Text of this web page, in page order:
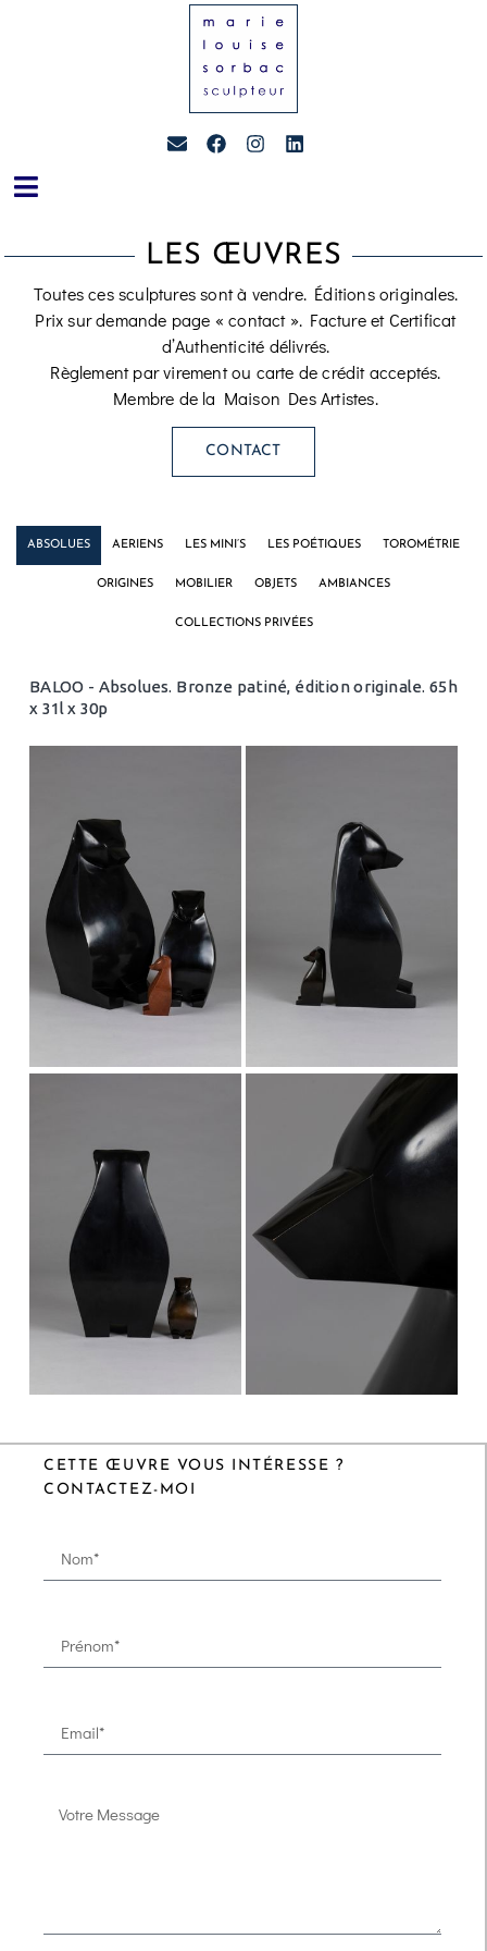
LES ŒUVRES
Toutes ces sculptures sont à vendre. Éditions originales.
Prix sur demande page « contact ». Facture et Certificat
d’Authenticité délivrés.
Règlement par virement ou carte de crédit acceptés.
Membre de la Maison Des Artistes.
CONTACT
ABSOLUES AERIENS LES MINI’S LES POÉTIQUES TOROMÉTRIE
ORIGINES MOBILIER OBJETS AMBIANCES
COLLECTIONS PRIVÉES
BALOO - Absolues. Bronze patiné, édition originale. 65h
x 31l x 30p
CETTE ŒUVRE VOUS INTÉRESSE ?
CONTACTEZ-MOI